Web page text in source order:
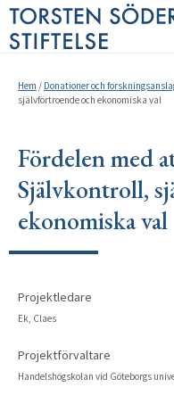
Hem / Donationer och
självförtroende och ekonomiska val
Fördelen med
Självkontroll,
ekonomiska val
Projektledare
Ek, Claes
Projektförvaltare
Handelshögskolan vid Göteborgs